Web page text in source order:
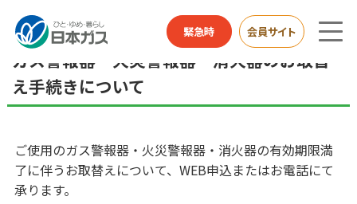
緊急時 会員サイト
お客さまサポートTOP ガス警報器・火災警報器・消火器のお取替え手続きについて
ガス警報器・火災警報器・消火器のお取替
え手続きについて
ご使用のガス警報器・火災警報器・消火器の有効期限満
了に伴うお取替えについて、WEB申込またはお電話にて
承ります。